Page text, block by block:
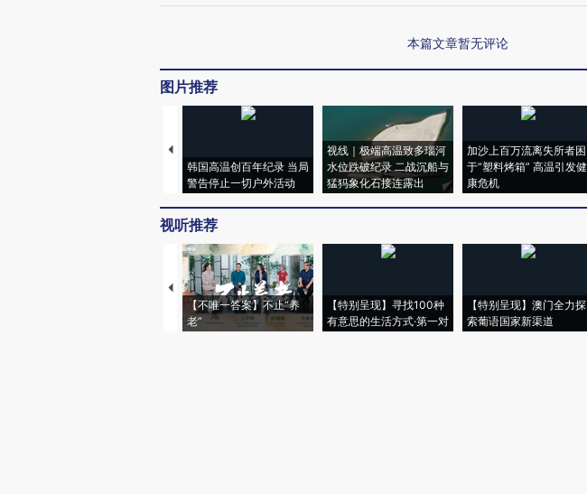
本篇文章暂无评论
图片推荐
韩国高温创百年纪录 当局
警告停止一切户外活动
视线｜极端高温致多瑙河
水位跌破纪录 二战沉船与
猛犸象化石接连露出
加沙上百万流离失所者困
于“塑料烤箱” 高温引发健
康危机
视听推荐
【不唯一答案】不止“养
老”
【特别呈现】寻找100种
有意思的生活方式·第一对
【特别呈现】澳门全力探
索葡语国家新渠道